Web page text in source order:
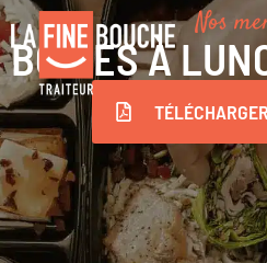
Nos
BOÎTES À